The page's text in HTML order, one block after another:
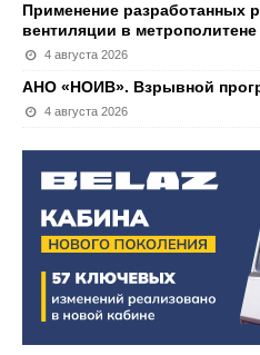
Применение разработанных
вентиляции в метрополитене
4 августа 2026
АНО «НОИВ». Взрывной
4 августа 2026